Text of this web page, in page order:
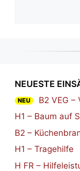
NEUESTE
NEU
B2 VEG
H1 – Baum auf
B2 –
H1 – Tragehilfe
H FR –